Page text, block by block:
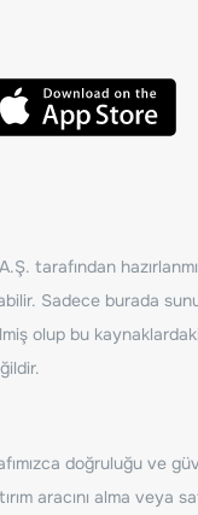
tarafından
Sadece burada
olup bu
doğruluğu ve
aracını alma veya